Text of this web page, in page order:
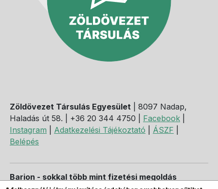
Zöldövezet Társulás Egyesület | 8097 Nadap,
Haladás út 58. | +36 20 344 4750 | Facebook
Instagram
Adatkezelési Tájékoztató ÁSZF
Belépés
Barion - sokkal több mint fizetési megoldás